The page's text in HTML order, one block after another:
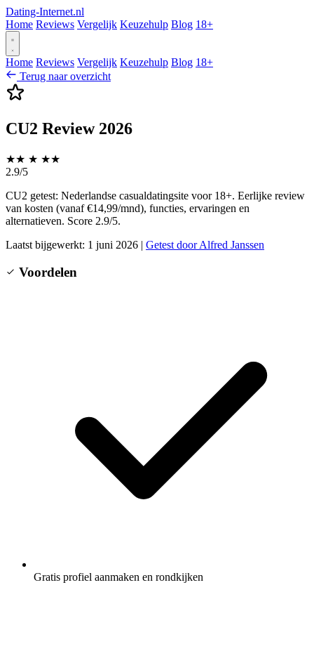
Dating-Internet.nl
Home Reviews Vergelijk Keuzehulp Blog 18+
Home Reviews Vergelijk Keuzehulp Blog 18+
Terug naar overzicht
CU2 Review 2026
★★ ★ ★★
2.9/5
CU2 getest: Nederlandse casualdatingsite voor 18+. Eerlijke review
van kosten (vanaf €14,99/mnd), functies, ervaringen en
alternatieven. Score 2.9/5.
Laatst bijgewerkt: 1 juni 2026 | Getest door Alfred Janssen
Voordelen
Gratis profiel aanmaken en rondkijken